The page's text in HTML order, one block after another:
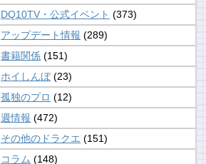
DQ10TV・公式イベント (373)
アップデート情報 (289)
書籍関係 (151)
ホイしんぼ(23)
孤独のプロ (12)
週情報 (472)
その他のドラクエ (151)
コラム (148)